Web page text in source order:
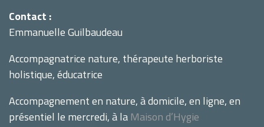
Contact :
Emmanuelle Guilbaudeau
Accompagnatrice nature, thérapeute herboriste
holistique, éducatrice
Accompagnement en nature, à domicile, en ligne, en
présentiel le mercredi, à la Maison d’Hygie